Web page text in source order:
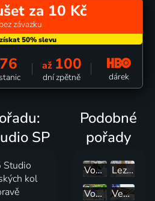
za 10 Kč
bez závazku
až 100
dní zpětně dárek
SP
Studio
kol
Podobné
pořady
Vodní slalom: SP ve vodním slalomu 2025
Lezení: SP v Krakově
Vodní slalom: SP Česko
Veslování: SP Švýcarsko